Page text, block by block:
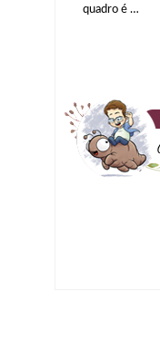
quadro é …